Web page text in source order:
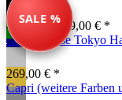
SALE %
49,00 € *139,00 € *
Travelhouse Tokyo
269,00 € *
Capri (weitere Farben